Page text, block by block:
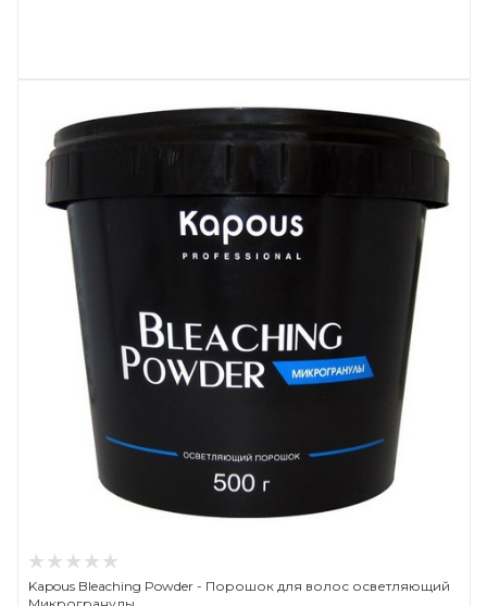
Kapous Bleaching Powder - Порошок для волос осветляющий